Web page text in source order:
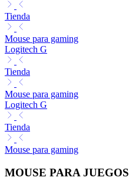
Tienda
Mouse para gaming
Logitech G
Tienda
Mouse para gaming
Logitech G
Tienda
Mouse para gaming
MOUSE PARA JUEGOS